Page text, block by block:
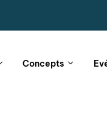
Concepts